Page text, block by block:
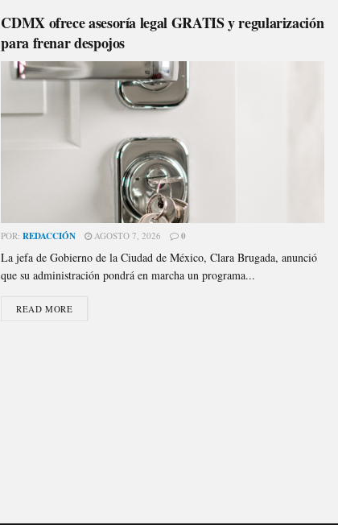
CDMX ofrece asesoría legal GRATIS y regularización
para frenar despojos
POR: REDACCIÓN AGOSTO 7, 2026 0
La jefa de Gobierno de la Ciudad de México, Clara Brugada, anunció
que su administración pondrá en marcha un programa...
READ MORE